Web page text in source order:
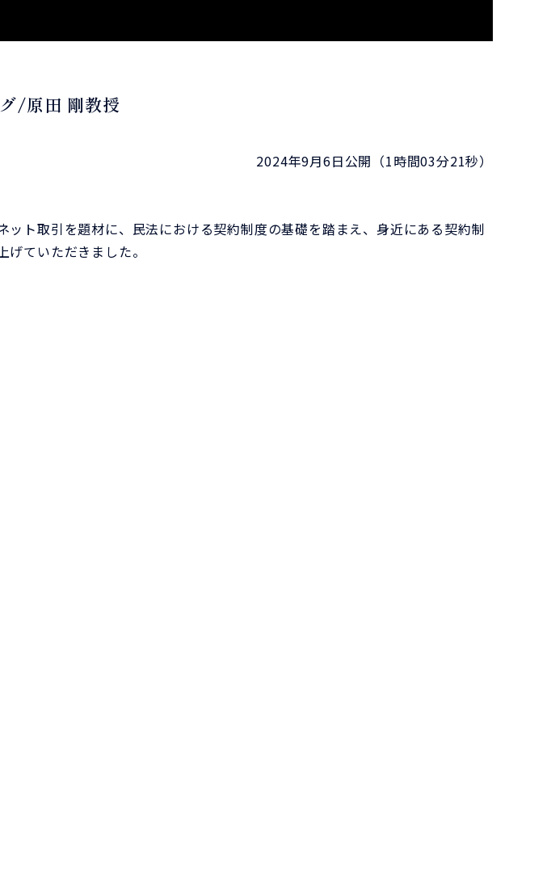
/原田 剛教授
2024年9月6日公開（1時間03分21秒）
ト取引を題材に、民法における契約制度の基礎を踏まえ、身近にある契約制
ていただきました。